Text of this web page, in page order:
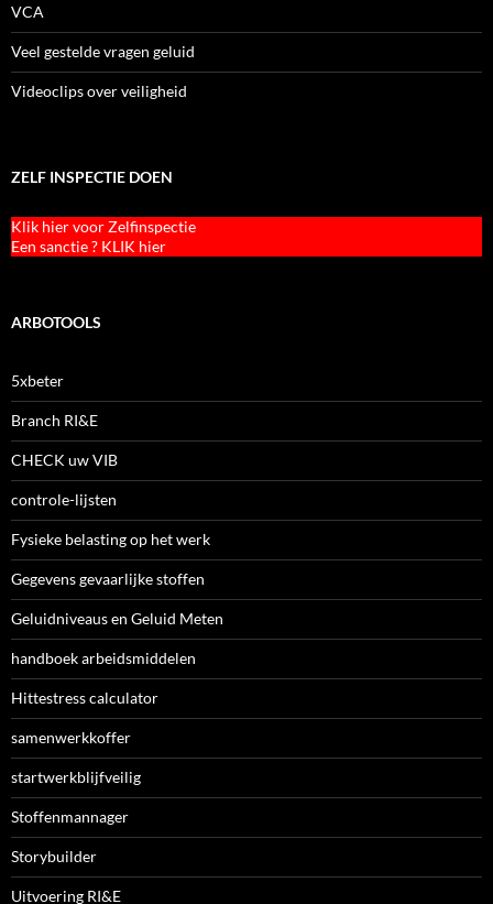
VCA
Veel gestelde vragen geluid
Videoclips over veiligheid
ZELF INSPECTIE DOEN
Klik hier voor Zelfinspectie
Een sanctie ? KLIK hier
ARBOTOOLS
5xbeter
Branch RI&E
CHECK uw VIB
controle-lijsten
Fysieke belasting op het werk
Gegevens gevaarlijke stoffen
Geluidniveaus en Geluid Meten
handboek arbeidsmiddelen
Hittestress calculator
samenwerkkoffer
startwerkblijfveilig
Stoffenmannager
Storybuilder
Uitvoering RI&E